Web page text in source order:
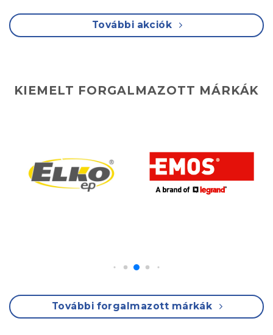
További akciók
KIEMELT FORGALMAZOTT MÁRKÁK
További forgalmazott márkák